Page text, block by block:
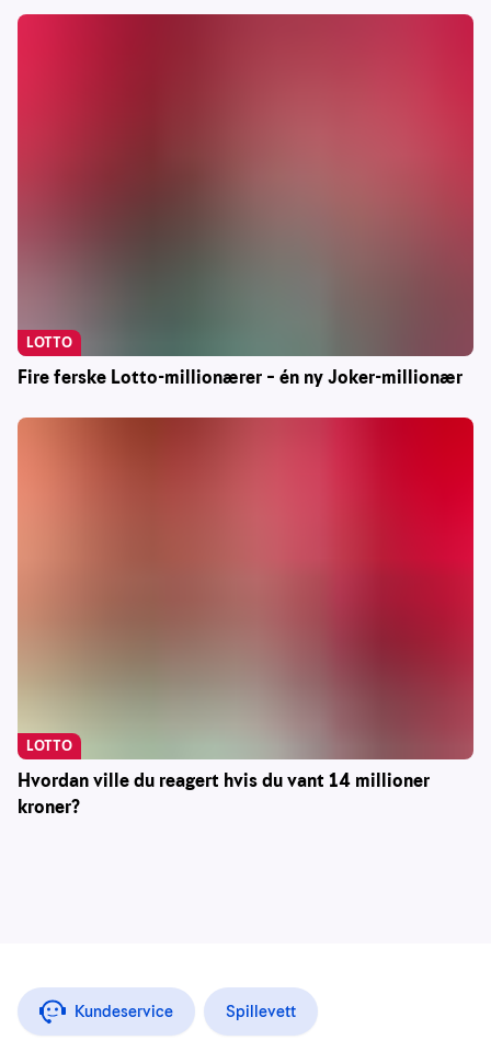
Fire ferske Lotto-millionærer – én ny Joker-millionær
LOTTO
Hvordan ville du reagert hvis du vant 14 millioner
kroner?
LOTTO
Kundeservice Spillevett